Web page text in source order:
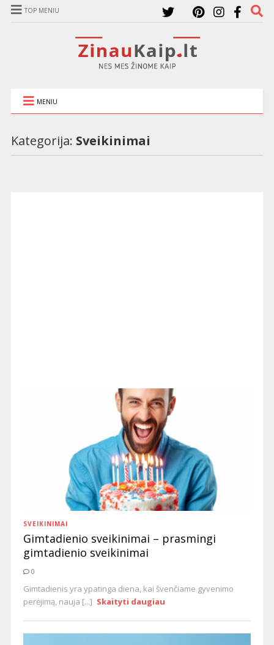
TOP MENIU
MENIU
Kategorija: Sveikinimai
SVEIKINIMAI
Gimtadienio sveikinimai – prasmingi
gimtadienio sveikinimai
0
Gimtadienis yra ypatinga diena, kai švenčiame gyvenimo
perėjimą, nauja [...] Skaityti daugiau